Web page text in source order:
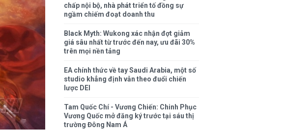
chấp nội bộ, nhà phát triển tố đồng sự
ngầm chiếm đoạt doanh thu
Black Myth: Wukong xác nhận đợt giảm
giá sâu nhất từ trước đến nay, ưu đãi 30%
trên mọi nền tảng
EA chính thức về tay Saudi Arabia, một số
studio khẳng định vẫn theo đuổi chiến
lược DEI
Tam Quốc Chí - Vương Chiến: Chinh Phục
Vương Quốc mở đăng ký trước tại sáu thị
trường Đông Nam Á